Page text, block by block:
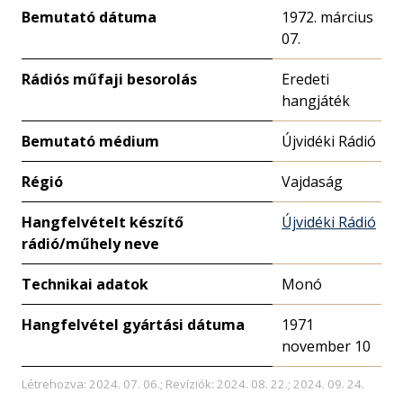
Bemutató dátuma
1972. március
07.
Rádiós műfaji besorolás
Eredeti
hangjáték
Bemutató médium Újvidéki Rádió
Régió Vajdaság
Hangfelvételt készítő
rádió/műhely neve
Újvidéki Rádió
Technikai adatok Monó
Hangfelvétel gyártási dátuma
1971
november 10
Létrehozva: 2024. 07. 06.; Revíziók: 2024. 08. 22.; 2024. 09. 24.